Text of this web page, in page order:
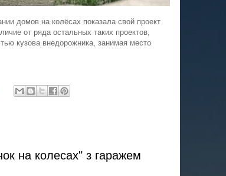
домов на колёсах показала свой проект
от ряда остальных таких проектов,
кузова внедорожника, занимая место
на колесах" з гаражем